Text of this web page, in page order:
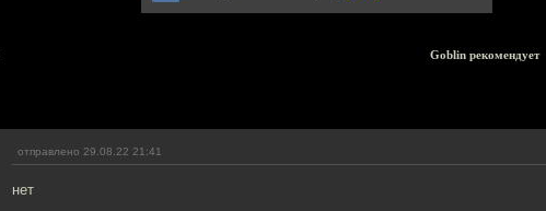
Goblin рекомендует
отправлено 29.08.22 21:41
нет